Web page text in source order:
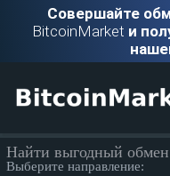
Совершайте
BitcoinMarket и
Найти выгодный обмен
Выберите направление: